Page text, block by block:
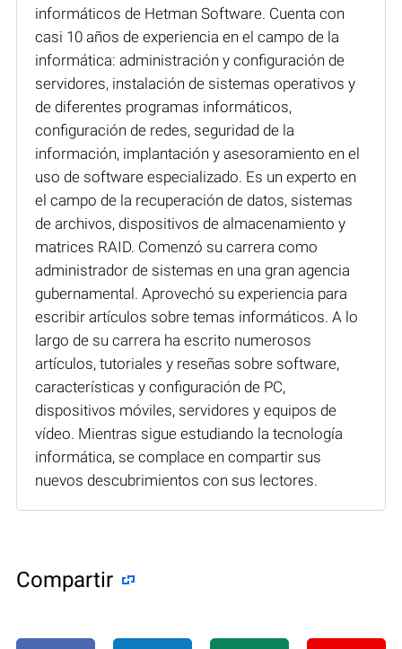
informáticos de Hetman Software. Cuenta con
casi 10 años de experiencia en el campo de la
informática: administración y configuración de
servidores, instalación de sistemas operativos y
de diferentes programas informáticos,
configuración de redes, seguridad de la
información, implantación y asesoramiento en el
uso de software especializado. Es un experto en
el campo de la recuperación de datos, sistemas
de archivos, dispositivos de almacenamiento y
matrices RAID. Comenzó su carrera como
administrador de sistemas en una gran agencia
gubernamental. Aprovechó su experiencia para
escribir artículos sobre temas informáticos. A lo
largo de su carrera ha escrito numerosos
artículos, tutoriales y reseñas sobre software,
características y configuración de PC,
dispositivos móviles, servidores y equipos de
vídeo. Mientras sigue estudiando la tecnología
informática, se complace en compartir sus
nuevos descubrimientos con sus lectores.
Compartir